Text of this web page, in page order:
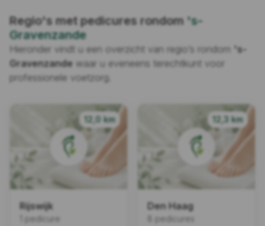
Regio's met pedicures rondom 's-
Gravenzande
Hieronder vindt u een overzicht van regio’s rondom 's-
Gravenzande waar u eveneens terechtkunt voor
professionele voetzorg.
12,0 km
Rijswijk
1 pedicure
12,3 km
Den Haag
8 pedicures